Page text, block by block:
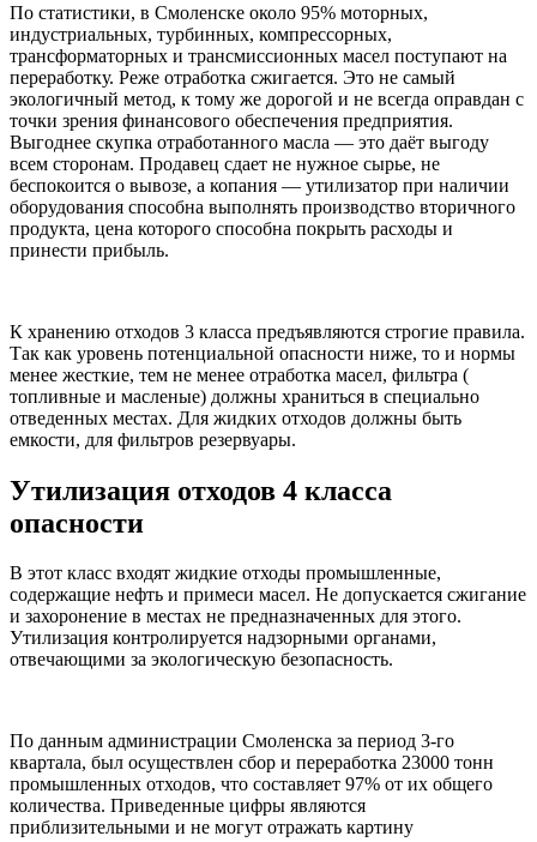
По статистики, в Смоленске около 95% моторных,
индустриальных, турбинных, компрессорных,
трансформаторных и трансмиссионных масел поступают на
переработку. Реже отработка сжигается. Это не самый
экологичный метод, к тому же дорогой и не всегда оправдан с
точки зрения финансового обеспечения предприятия.
Выгоднее скупка отработанного масла — это даёт выгоду
всем сторонам. Продавец сдает не нужное сырье, не
беспокоится о вывозе, а копания — утилизатор при наличии
оборудования способна выполнять производство вторичного
продукта, цена которого способна покрыть расходы и
принести прибыль.
К хранению отходов 3 класса предъявляются строгие правила.
Так как уровень потенциальной опасности ниже, то и нормы
менее жесткие, тем не менее отработка масел, фильтра (
топливные и масленые) должны храниться в специально
отведенных местах. Для жидких отходов должны быть
емкости, для фильтров резервуары.
Утилизация отходов 4 класса
опасности
В этот класс входят жидкие отходы промышленные,
содержащие нефть и примеси масел. Не допускается сжигание
и захоронение в местах не предназначенных для этого.
Утилизация контролируется надзорными органами,
отвечающими за экологическую безопасность.
По данным администрации Смоленска за период 3-го
квартала, был осуществлен сбор и переработка 23000 тонн
промышленных отходов, что составляет 97% от их общего
количества. Приведенные цифры являются
приблизительными и не могут отражать картину